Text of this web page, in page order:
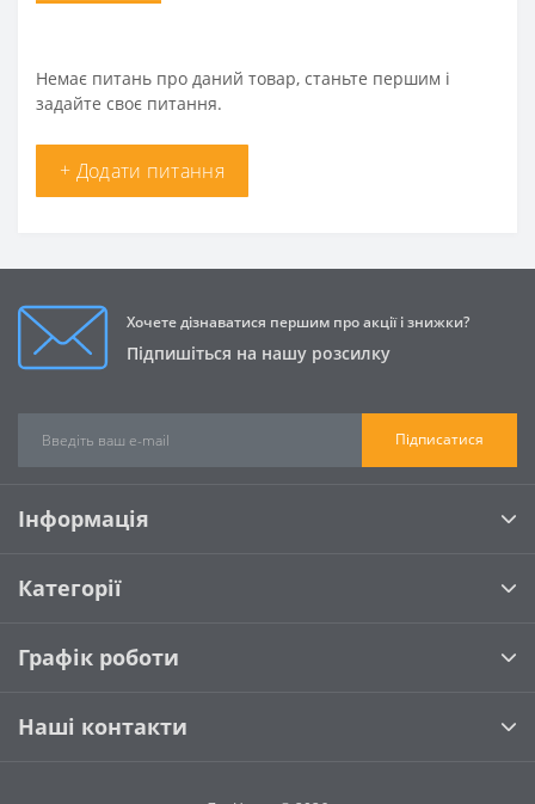
Немає питань про даний товар, станьте першим і
задайте своє питання.
+ Додати питання
Хочете дізнаватися першим про акції і знижки?
Підпишіться на нашу розсилку
Підписатися
Інформація
Категорії
Графік роботи
Наші контакти